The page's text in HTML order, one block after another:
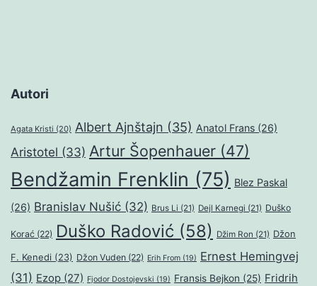
Autori
Agata Kristi (20) Albert Ajnštajn (35) Anatol Frans (26)
Aristotel (33) Artur Šopenhauer (47)
Bendžamin Frenklin (75) Blez Paskal
(26) Branislav Nušić (32) Brus Li (21) Dejl Karnegi (21) Duško
Korać (22) Duško Radović (58) Džim Ron (21) Džon
F. Kenedi (23) Džon Vuden (22) Erih From (19) Ernest Hemingvej
(31) Ezop (27) Fjodor Dostojevski (19) Fransis Bejkon (25) Fridrih